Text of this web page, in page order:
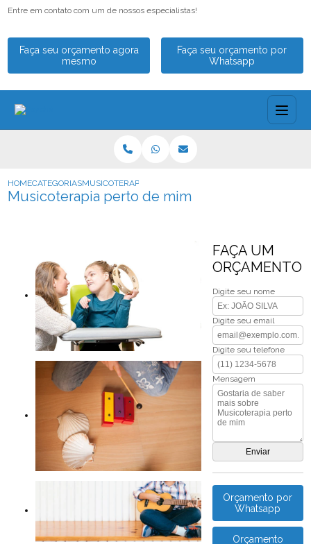
Entre em contato com um de nossos especialistas!
Faça seu orçamento agora
mesmo
Faça seu orçamento por
Whatsapp
HOMECATEGORIASMUSICOTERAPIA PERTO DE MIM
Musicoterapia perto de mim
FAÇA UM
ORÇAMENTO
Digite seu nome
Digite seu email
Digite seu telefone
Mensagem
Orçamento por
Whatsapp
Orçamento